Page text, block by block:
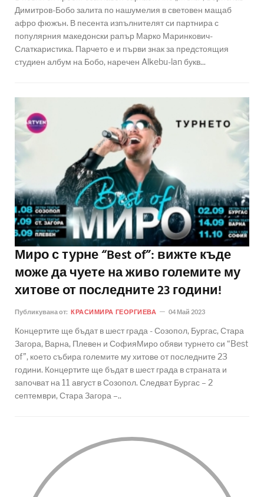
Димитров-Бобо залита по нашумелия в световен мащаб
афро фюжън. В песента изпълнителят си партнира с
популярния македонски рапър Марко Маринкович-
Слаткаристика. Парчето е и първи знак за предстоящия
студиен албум на Бобо, наречен Alkebu-lan букв...
Миро с турне “Best of”: вижте къде
може да чуете на живо големите му
хитове от последните 23 години!
Публикувана от: КРАСИМИРА ГЕОРГИЕВА 04 Май 2023
Концертите ще бъдат в шест града - Созопол, Бургас, Стара
Загора, Варна, Плевен и СофияМиро обяви турнето си “Best
of”, което събира големите му хитове от последните 23
години. Концертите ще бъдат в шест града в страната и
започват на 11 август в Созопол. Следват Бургас – 2
септември, Стара Загора –..